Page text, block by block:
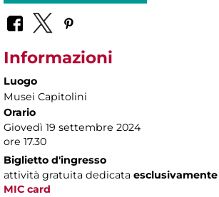
Informazioni
Luogo
Musei Capitolini
Orario
Giovedì 19 settembre 2024
ore 17.30
Biglietto d'ingresso
attività gratuita dedicata esclusivamente
MIC card